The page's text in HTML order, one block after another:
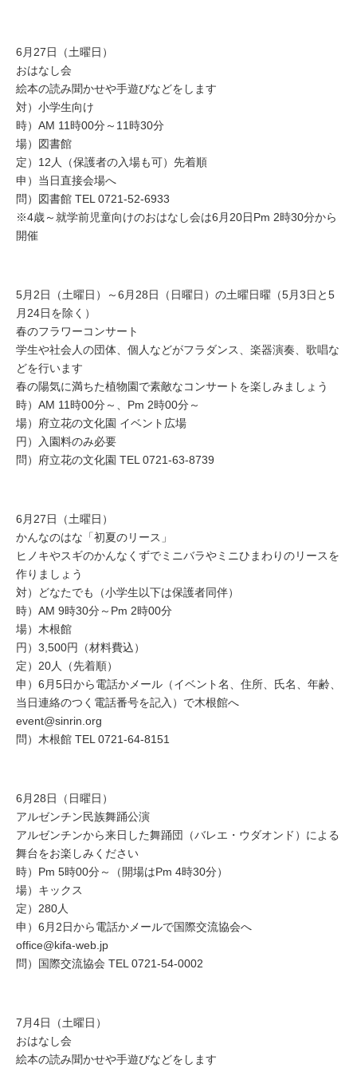
6月27日（土曜日）
おはなし会
絵本の読み聞かせや手遊びなどをします
対）小学生向け
時）AM 11時00分～11時30分
場）図書館
定）12人（保護者の入場も可）先着順
申）当日直接会場へ
問）図書館 TEL 0721-52-6933
※4歳～就学前児童向けのおはなし会は6月20日Pm 2時30分から
開催
5月2日（土曜日）～6月28日（日曜日）の土曜日曜（5月3日と5
月24日を除く）
春のフラワーコンサート
学生や社会人の団体、個人などがフラダンス、楽器演奏、歌唱な
どを行います
春の陽気に満ちた植物園で素敵なコンサートを楽しみましょう
時）AM 11時00分～、Pm 2時00分～
場）府立花の文化園 イベント広場
円）入園料のみ必要
問）府立花の文化園 TEL 0721-63-8739
6月27日（土曜日）
かんなのはな「初夏のリース」
ヒノキやスギのかんなくずでミニバラやミニひまわりのリースを
作りましょう
対）どなたでも（小学生以下は保護者同伴）
時）AM 9時30分～Pm 2時00分
場）木根館
円）3,500円（材料費込）
定）20人（先着順）
申）6月5日から電話かメール（イベント名、住所、氏名、年齢、
当日連絡のつく電話番号を記入）で木根館へ
event@sinrin.org
問）木根館 TEL 0721-64-8151
6月28日（日曜日）
アルゼンチン民族舞踊公演
アルゼンチンから来日した舞踊団（バレエ・ウダオンド）による
舞台をお楽しみください
時）Pm 5時00分～（開場はPm 4時30分）
場）キックス
定）280人
申）6月2日から電話かメールで国際交流協会へ
office@kifa-web.jp
問）国際交流協会 TEL 0721-54-0002
7月4日（土曜日）
おはなし会
絵本の読み聞かせや手遊びなどをします